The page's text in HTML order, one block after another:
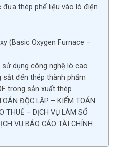
đưa thép phế liệu vào lò điện
(Basic Oxygen Furnace –
sử dụng công nghệ lò cao
sắt đến thép thành phẩm
trong sản xuất thép
ĐỘC LẬP – KIỂM TOÁN
THUẾ – DỊCH VỤ LÀM SỔ
VỤ BÁO CÁO TÀI CHÍNH